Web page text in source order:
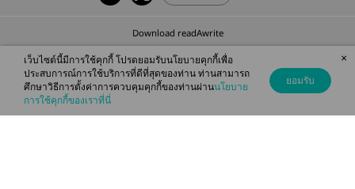
Download readAwrite
© 2026 readAwrite.com by MEB Corporation Public Company Limited
This site is protected by reCAPTCHA and the Google
เว็บไซต์นี้มีการใช้คุกกี้ โปรดยอมรับนโยบายคุกกี้เพื่อ
ประสบการณ์การใช้บริการที่ดีที่สุดของท่าน ท่านสามารถ
ศึกษาวิธีการตั้งค่าการควบคุมคุกกี้ของท่านผ่านนโยบาย
การใช้คุกกี้ของเราที่นี่
ยอมรับ
×